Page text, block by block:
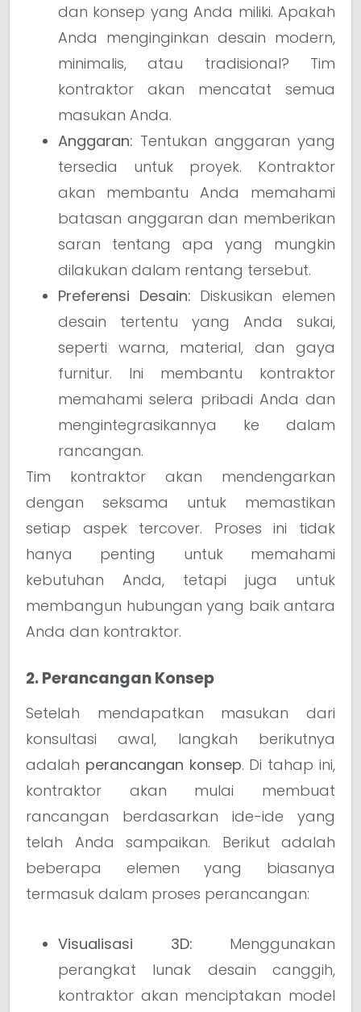
dan konsep yang Anda miliki. Apakah
Anda menginginkan desain modern,
minimalis, atau tradisional? Tim
kontraktor akan mencatat semua
masukan Anda.
Anggaran: Tentukan anggaran yang
tersedia untuk proyek. Kontraktor
akan membantu Anda memahami
batasan anggaran dan memberikan
saran tentang apa yang mungkin
dilakukan dalam rentang tersebut.
Preferensi Desain: Diskusikan elemen
desain tertentu yang Anda sukai,
seperti warna, material, dan gaya
furnitur. Ini membantu kontraktor
memahami selera pribadi Anda dan
mengintegrasikannya ke dalam
rancangan.
Tim kontraktor akan mendengarkan
dengan seksama untuk memastikan
setiap aspek tercover. Proses ini tidak
hanya penting untuk memahami
kebutuhan Anda, tetapi juga untuk
membangun hubungan yang baik antara
Anda dan kontraktor.
2. Perancangan Konsep
Setelah mendapatkan masukan dari
konsultasi awal, langkah berikutnya
adalah perancangan konsep. Di tahap ini,
kontraktor akan mulai membuat
rancangan berdasarkan ide-ide yang
telah Anda sampaikan. Berikut adalah
beberapa elemen yang biasanya
termasuk dalam proses perancangan:
Visualisasi 3D: Menggunakan
perangkat lunak desain canggih,
kontraktor akan menciptakan model